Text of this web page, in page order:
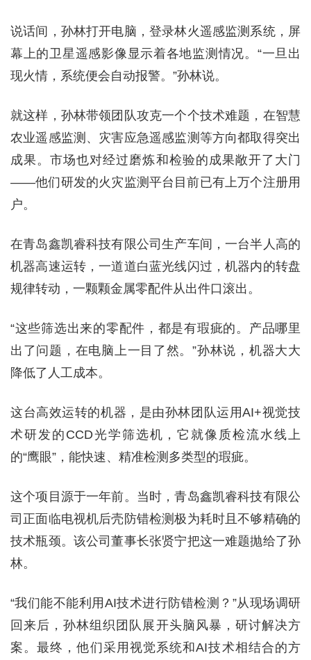
说话间，孙林打开电脑，登录林火遥感监测系统，屏
幕上的卫星遥感影像显示着各地监测情况。“一旦出
现火情，系统便会自动报警。”孙林说。
就这样，孙林带领团队攻克一个个技术难题，在智慧
农业遥感监测、灾害应急遥感监测等方向都取得突出
成果。市场也对经过磨炼和检验的成果敞开了大门
——他们研发的火灾监测平台目前已有上万个注册用
户。
在青岛鑫凯睿科技有限公司生产车间，一台半人高的
机器高速运转，一道道白蓝光线闪过，机器内的转盘
规律转动，一颗颗金属零配件从出件口滚出。
“这些筛选出来的零配件，都是有瑕疵的。产品哪里
出了问题，在电脑上一目了然。”孙林说，机器大大
降低了人工成本。
这台高效运转的机器，是由孙林团队运用AI+视觉技
术研发的CCD光学筛选机，它就像质检流水线上
的“鹰眼”，能快速、精准检测多类型的瑕疵。
这个项目源于一年前。当时，青岛鑫凯睿科技有限公
司正面临电视机后壳防错检测极为耗时且不够精确的
技术瓶颈。该公司董事长张贤宁把这一难题抛给了孙
林。
“我们能不能利用AI技术进行防错检测？”从现场调研
回来后，孙林组织团队展开头脑风暴，研讨解决方
案。最终，他们采用视觉系统和AI技术相结合的方